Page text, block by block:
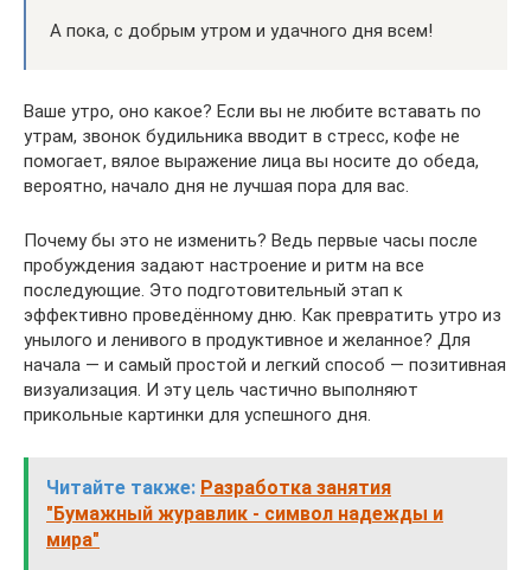
А пока, с добрым утром и удачного дня всем!
Ваше утро, оно какое? Если вы не любите вставать по
утрам, звонок будильника вводит в стресс, кофе не
помогает, вялое выражение лица вы носите до обеда,
вероятно, начало дня не лучшая пора для вас.
Почему бы это не изменить? Ведь первые часы после
пробуждения задают настроение и ритм на все
последующие. Это подготовительный этап к
эффективно проведённому дню. Как превратить утро из
унылого и ленивого в продуктивное и желанное? Для
начала — и самый простой и легкий способ — позитивная
визуализация. И эту цель частично выполняют
прикольные картинки для успешного дня.
Читайте также: Разработка занятия
"Бумажный журавлик - символ надежды и
мира"